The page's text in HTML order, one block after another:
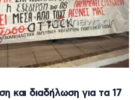
και διαδήλωση για τα 17